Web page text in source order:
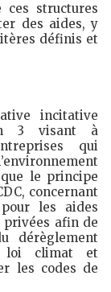
structures
des aides, y
définis et
incitative
3 visant à
qui
le principe
concernant
les aides
privées afin de
dérèglement
loi climat et
les codes de